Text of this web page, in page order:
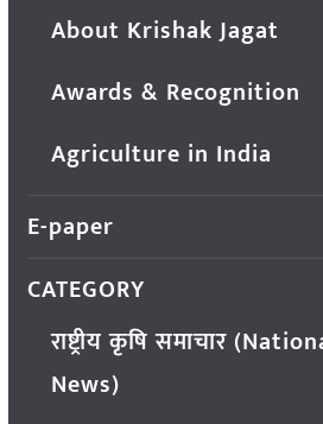
About Krishak Jagat
Awards & Recognition
Agriculture in India
E-paper
CATEGORY
राष्ट्रीय कृषि समाचार
News)